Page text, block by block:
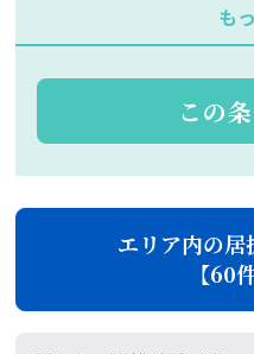
も
この
エリア内の居
【60